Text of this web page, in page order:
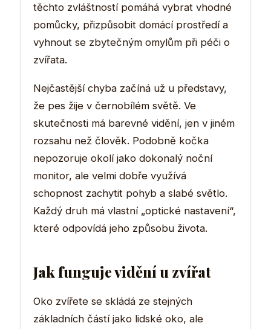
těchto zvláštností pomáhá vybrat vhodné
pomůcky, přizpůsobit domácí prostředí a
vyhnout se zbytečným omylům při péči o
zvířata.
Nejčastější chyba začíná už u představy,
že pes žije v černobílém světě. Ve
skutečnosti má barevné vidění, jen v jiném
rozsahu než člověk. Podobně kočka
nepozoruje okolí jako dokonalý noční
monitor, ale velmi dobře využívá
schopnost zachytit pohyb a slabé světlo.
Každý druh má vlastní „optické nastavení“,
které odpovídá jeho způsobu života.
Jak funguje vidění u zvířat
Oko zvířete se skládá ze stejných
základních částí jako lidské oko, ale